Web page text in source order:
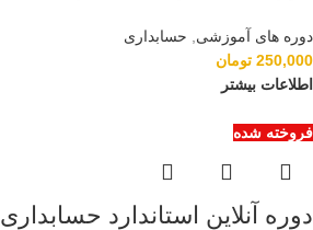
دوره های آموزشی
حسابداری
250,000 تومان
اطلاعات بیشتر
فروخته شده
دوره آنلاین استاندارد حسابداری 42